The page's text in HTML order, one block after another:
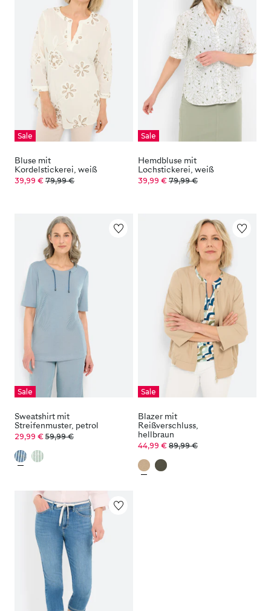
Sale
Bluse mit
Kordelstickerei, weiß
39,99 € 79,99 €
Sale
Hemdbluse mit
Lochstickerei, weiß
39,99 € 79,99 €
Sale
Sweatshirt mit
Streifenmuster, petrol
29,99 € 59,99 €
Sale
Blazer mit
Reißverschluss,
hellbraun
44,99 € 89,99 €